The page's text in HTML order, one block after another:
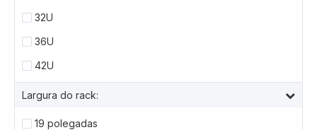
32U
36U
42U
Largura do rack:
19 polegadas